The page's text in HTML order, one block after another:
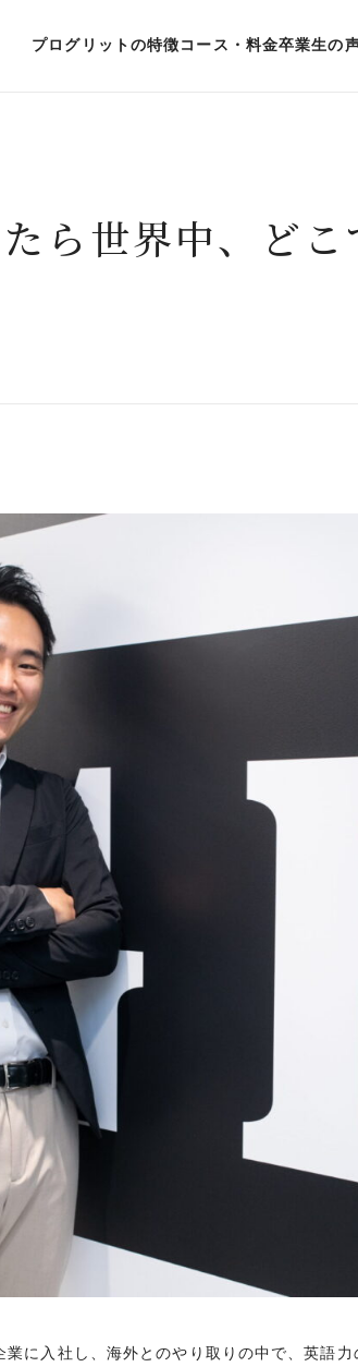
プログリットの特徴
緻密な「計画と実績管理」で学習時間を
コース・料金
TOEIC®L&R TESTコ
卒業生の
ら世界中、どこ
に入社し、海外とのやり取りの中で、英語